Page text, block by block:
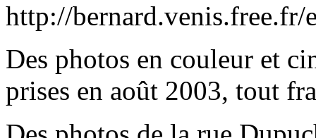
http://bernard.venis.free.fr/
Des photos en couleur et
prises en août 2003, tout